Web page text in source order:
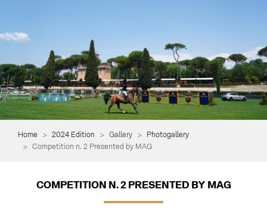
Home 2024 Edition Gallery
Photogallery
Competition n. 2 Presented by MAG
COMPETITION N. 2 PRESENTED BY MAG